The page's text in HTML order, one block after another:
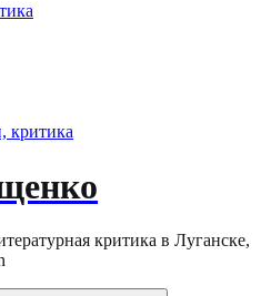
критика
критика в Луганске,